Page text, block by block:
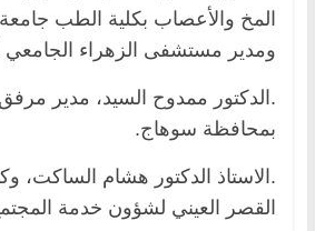
المخ والأعصاب بكلية الطب جامعة
ومدير مستشفى الزهراء الجامعي
.الدكتور ممدوح السيد، مدير
بمحافظة سوهاج.
.الاستاذ الدكتور هشام الساكت،
القصر العيني لشؤون خدمة المجتمع